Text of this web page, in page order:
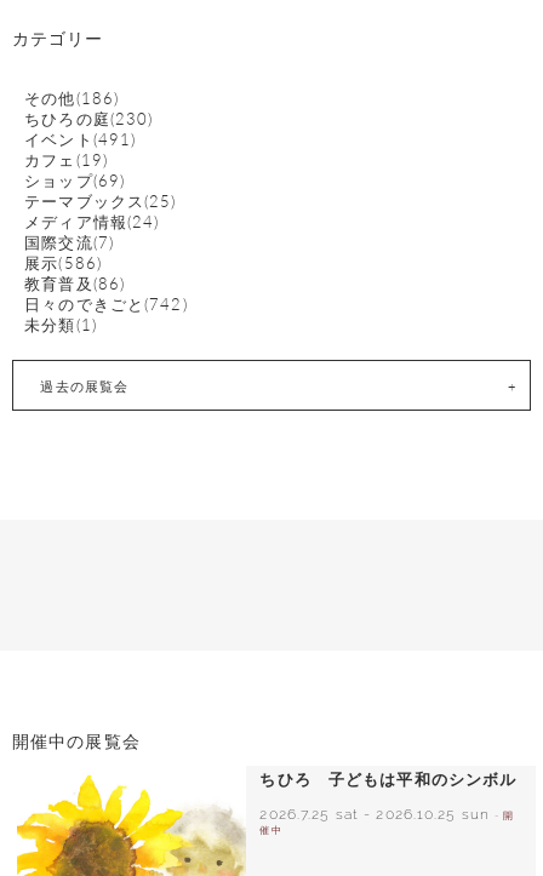
カテゴリー
その他(186)
ちひろの庭(230)
イベント(491)
カフェ(19)
ショップ(69)
テーマブックス(25)
メディア情報(24)
国際交流(7)
展示(586)
教育普及(86)
日々のできごと(742)
未分類(1)
過去の展覧会
開催中の展覧会
ちひろ 子どもは平和のシンボル
2026.7.25 sat -2026.10.25 sun
- 開
催中